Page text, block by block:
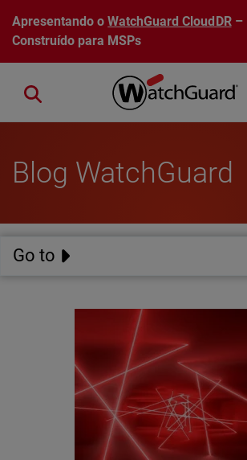
Pular para o conteúdo principal
Apresentando oWatchGuard CloudDR–
Construído para MSPs
Close search
Blog WatchGuard
Go to